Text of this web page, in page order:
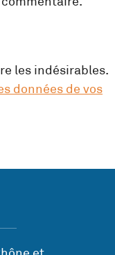
les indésirables.
données de vos